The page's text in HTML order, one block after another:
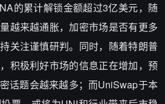
的累计解锁金额超过3亿美元，随
越来越通胀，加密市场是否有更多
关注谨慎研判。同时，随着特朗普
积极利好市场的信息正在增加，预
话题会越来越多；而UniSwap于本